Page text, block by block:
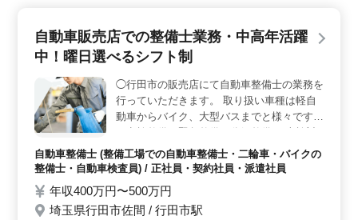
けます。 ＜快適な労働環境と待遇＞ 車、バイク、
自転車での通勤が可能で、交通費は全額支給されます。
軽減できます。昇給制度があり、給与の向上も期待でき
ます。 ＜募集条件と応募要件＞ 必要な資格は普通
自動車免許で自動車整備士資格があれば尚可です。整備
士経験が10年以上ある方やバイク整備経験がある方が求
められていますが未経験者でもやる気があればチャレン
ジできる環境です。
自動車販売店での整備士業務・中高年活躍
中！曜日選べるシフト制
◯行田市の販売店にて自動車整備士の業務を
行っていただきます。 取り扱い車種は軽自
動車からバイク、大型バスまでと様々です。
応 ・部品の交換や取り付け、補修 等 ※年間
休日104日！各休暇も充実！ 休日はシフト制
けます。 40〜50代の方がご活躍されている
お仕事です。 中高年の方のご応募をお待ち
自動車整備士 (整備工場での自動車整備士・二輪車・バイクの
整備士・自動車検査員) / 正社員・契約社員・派遣社員
年収400万円〜500万円
埼玉県行田市佐間 / 行田市駅